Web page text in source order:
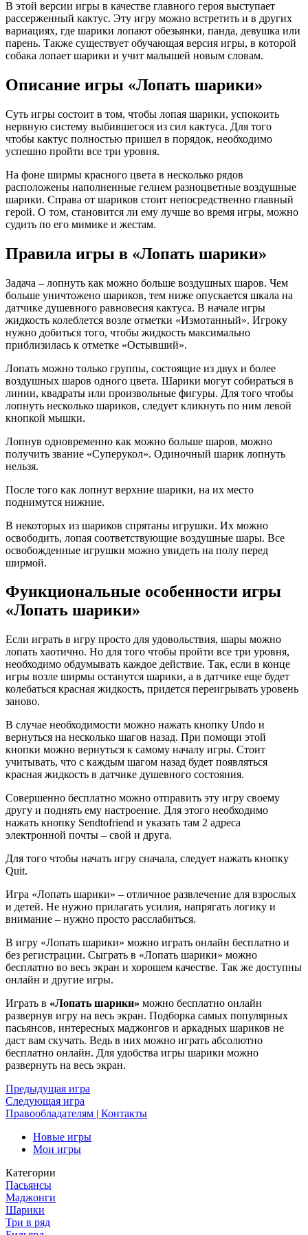
В этой версии игры в качестве главного героя выступает
рассерженный кактус. Эту игру можно встретить и в других
вариациях, где шарики лопают обезьянки, панда, девушка или
парень. Также существует обучающая версия игры, в которой
собака лопает шарики и учит малышей новым словам.
Описание игры «Лопать шарики»
Суть игры состоит в том, чтобы лопая шарики, успокоить
нервную систему выбившегося из сил кактуса. Для того
чтобы кактус полностью пришел в порядок, необходимо
успешно пройти все три уровня.
На фоне ширмы красного цвета в несколько рядов
расположены наполненные гелием разноцветные воздушные
шарики. Справа от шариков стоит непосредственно главный
герой. О том, становится ли ему лучше во время игры, можно
судить по его мимике и жестам.
Правила игры в «Лопать шарики»
Задача – лопнуть как можно больше воздушных шаров. Чем
больше уничтожено шариков, тем ниже опускается шкала на
датчике душевного равновесия кактуса. В начале игры
жидкость колеблется возле отметки «Измотанный». Игроку
нужно добиться того, чтобы жидкость максимально
приблизилась к отметке «Остывший».
Лопать можно только группы, состоящие из двух и более
воздушных шаров одного цвета. Шарики могут собираться в
линии, квадраты или произвольные фигуры. Для того чтобы
лопнуть несколько шариков, следует кликнуть по ним левой
кнопкой мышки.
Лопнув одновременно как можно больше шаров, можно
получить звание «Суперукол». Одиночный шарик лопнуть
нельзя.
После того как лопнут верхние шарики, на их место
поднимутся нижние.
В некоторых из шариков спрятаны игрушки. Их можно
освободить, лопая соответствующие воздушные шары. Все
освобожденные игрушки можно увидеть на полу перед
ширмой.
Функциональные особенности игры
«Лопать шарики»
Если играть в игру просто для удовольствия, шары можно
лопать хаотично. Но для того чтобы пройти все три уровня,
необходимо обдумывать каждое действие. Так, если в конце
игры возле ширмы останутся шарики, а в датчике еще будет
колебаться красная жидкость, придется переигрывать уровень
заново.
В случае необходимости можно нажать кнопку Undo и
вернуться на несколько шагов назад. При помощи этой
кнопки можно вернуться к самому началу игры. Стоит
учитывать, что с каждым шагом назад будет появляться
красная жидкость в датчике душевного состояния.
Совершенно бесплатно можно отправить эту игру своему
другу и поднять ему настроение. Для этого необходимо
нажать кнопку Sendtofriend и указать там 2 адреса
электронной почты – свой и друга.
Для того чтобы начать игру сначала, следует нажать кнопку
Quit.
Игра «Лопать шарики» – отличное развлечение для взрослых
и детей. Не нужно прилагать усилия, напрягать логику и
внимание – нужно просто расслабиться.
В игру «Лопать шарики» можно играть онлайн бесплатно и
без регистрации. Сыграть в «Лопать шарики» можно
бесплатно во весь экран и хорошем качестве. Так же доступны
онлайн и другие игры.
Играть в «Лопать шарики» можно бесплатно онлайн
развернув игру на весь экран. Подборка самых популярных
пасьянсов, интересных маджонгов и аркадных шариков не
даст вам скучать. Ведь в них можно играть абсолютно
бесплатно онлайн. Для удобства игры шарики можно
развернуть на весь экран.
Предыдущая игра
Следующая игра
Правообладателям | Контакты
Новые игры
Мои игры
Категории
Пасьянсы
Маджонги
Шарики
Три в ряд